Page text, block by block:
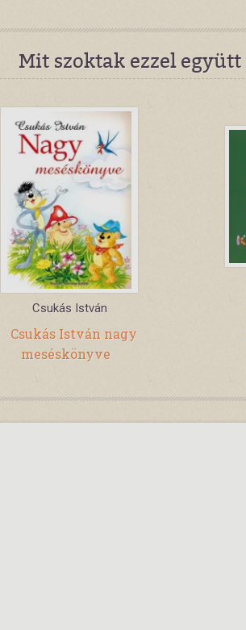
Mit szoktak ezzel
Csukás István
Csukás István nagy
meséskönyve